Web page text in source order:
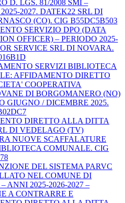
D. LGS. 81/2008 SMI –
2027. DATEK22 SRL DI
(CO). CIG B55DC5B503
SERVIZIO DPO (DATA
OFFICER) – PERIODO 2025-
SERVICE SRL DI NOVARA.
SERVIZI BIBLIOTECA
AFFIDAMENTO DIRETTO
COOPERATIVA
DI BORGOMANERO (NO)
GIUGNO / DICEMBRE 2025.
DIRETTO ALLA DITTA
DI VEDELAGO (TV)
NUOVE SCAFFALATURE
COMUNALE. CIG
DEL SISTEMA PARVC
NEL COMUNE DI
ANNI 2025-2026-2027 –
A CONTRARRE E